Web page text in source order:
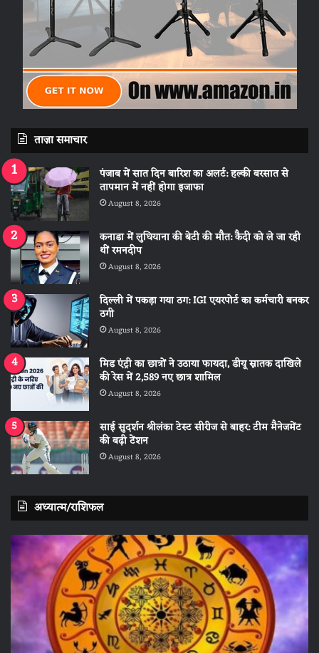
ताज़ा समाचार
पंजाब में सात दिन बारिश का अलर्ट: हल्की बरसात से
तापमान में नहीं होगा इजाफा
August 8, 2026
कनाडा में लुधियाना की बेटी की माैत: कैदी को ले जा रही
थीं रमनदीप
August 8, 2026
दिल्ली में पकड़ा गया ठग: IGI एयरपोर्ट का कर्मचारी बनकर
ठगी
August 8, 2026
मिड एंट्री का छात्रों ने उठाया फायदा, डीयू स्नातक दाखिले
की रेस में 2,589 नए छात्र शामिल
August 8, 2026
साई सुदर्शन श्रीलंका टेस्ट सीरीज से बाहर: टीम मैनेजमेंट
की बढ़ी टेंशन
August 8, 2026
अध्यात्म/राशिफल